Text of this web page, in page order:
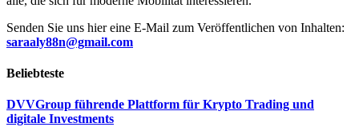
Senden Sie uns hier eine E-Mail zum Veröffentlichen von Inhalten:
saraaly88n@gmail.com
Beliebteste
DVVGroup führende Plattform für Krypto Trading und
digitale Investments